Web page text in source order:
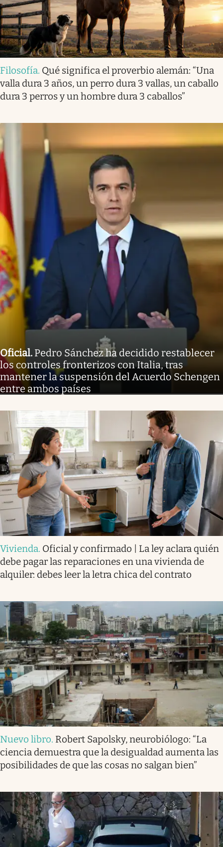
Filosofía. Qué significa el proverbio alemán: “Una
valla dura 3 años, un perro dura 3 vallas, un caballo
dura 3 perros y un hombre dura 3 caballos”
Oficial. Pedro Sánchez ha decidido restablecer
los controles fronterizos con Italia, tras
mantener la suspensión del Acuerdo Schengen
entre ambos países
Vivienda. Oficial y confirmado | La ley aclara quién
debe pagar las reparaciones en una vivienda de
alquiler: debes leer la letra chica del contrato
Nuevo libro. Robert Sapolsky, neurobiólogo: “La
ciencia demuestra que la desigualdad aumenta las
posibilidades de que las cosas no salgan bien”